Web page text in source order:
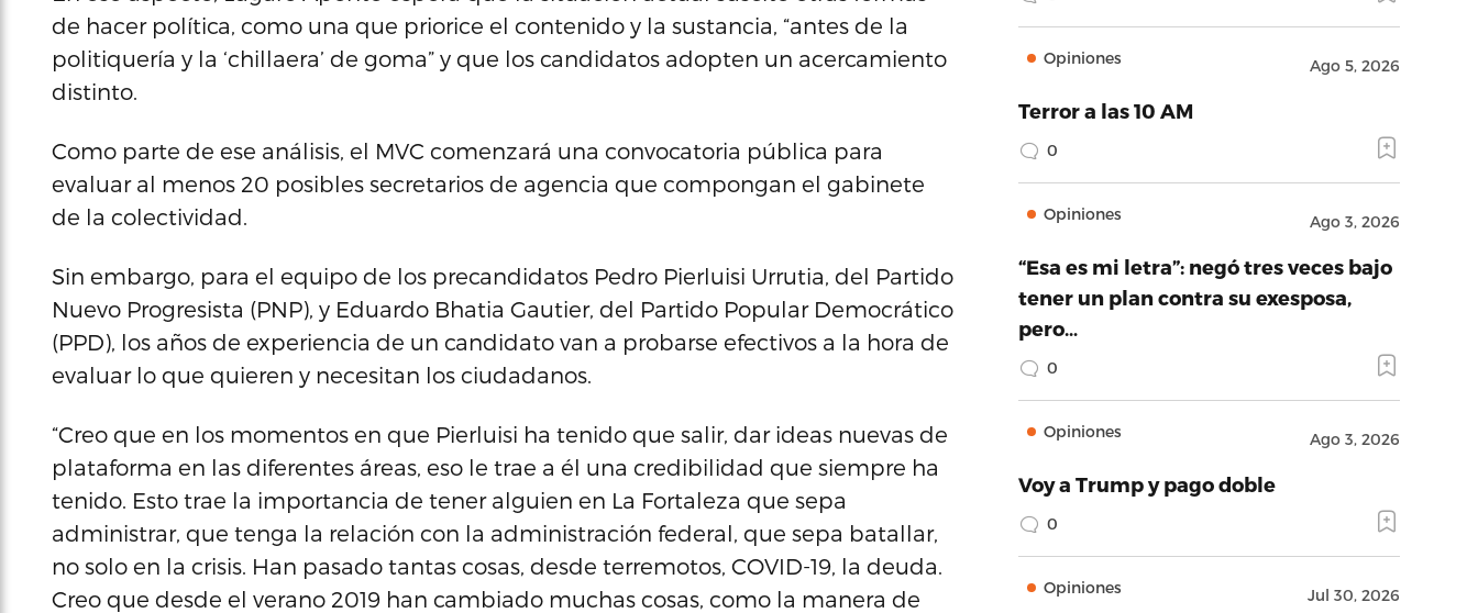
de hacer política, como una que priorice el contenido y la sustancia, “antes de la
politiquería y la ‘chillaera’ de goma” y que los candidatos adopten un acercamiento
distinto.
Como parte de ese análisis, el MVC comenzará una convocatoria pública para
evaluar al menos 20 posibles secretarios de agencia que compongan el gabinete
de la colectividad.
Sin embargo, para el equipo de los precandidatos Pedro Pierluisi Urrutia, del Partido
Nuevo Progresista (PNP), y Eduardo Bhatia Gautier, del Partido Popular Democrático
(PPD), los años de experiencia de un candidato van a probarse efectivos a la hora de
evaluar lo que quieren y necesitan los ciudadanos.
“Creo que en los momentos en que Pierluisi ha tenido que salir, dar ideas nuevas de
plataforma en las diferentes áreas, eso le trae a él una credibilidad que siempre ha
tenido. Esto trae la importancia de tener alguien en La Fortaleza que sepa
administrar, que tenga la relación con la administración federal, que sepa batallar,
no solo en la crisis. Han pasado tantas cosas, desde terremotos, COVID-19, la deuda.
Creo que desde el verano 2019 han cambiado muchas cosas, como la manera de
Opiniones Ago 5, 2026
Terror a las 10 AM
0
Opiniones Ago 3, 2026
“Esa es mi letra”: negó tres veces bajo
tener un plan contra su exesposa,
pero…
0
Opiniones Ago 3, 2026
Voy a Trump y pago doble
0
Opiniones Jul 30, 2026